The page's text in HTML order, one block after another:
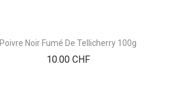
Poivre Noir Fumé De Tellicherry 100g
10.00 CHFPrix